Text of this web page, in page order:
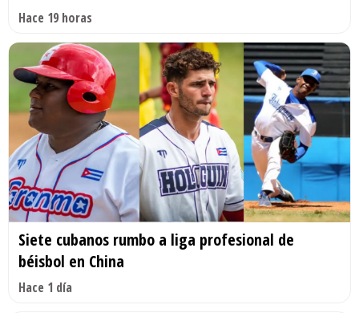
Hace 19 horas
Siete cubanos rumbo a liga profesional de
béisbol en China
Hace 1 día